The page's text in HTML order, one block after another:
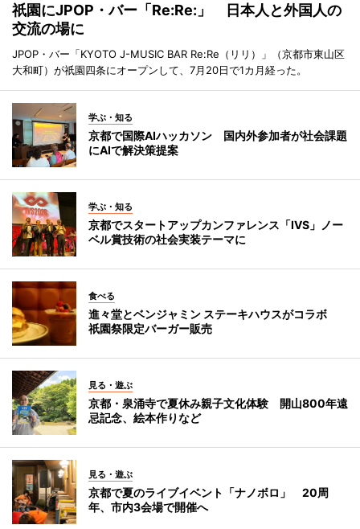
祇園にJPOP・バー「Re:Re:」 日本人と外国人の
交流の場に
JPOP・バー「KYOTO J-MUSIC BAR Re:Re（リリ）」（京都市東山区
大和町）が祇園四条にオープンして、7月20日で1カ月経った。
学ぶ・知る
京都で国際AIハッカソン 国内外参加者が社会課題
にAIで解決策提案
学ぶ・知る
京都でスタートアップカンファレンス「IVS」ノー
ベル賞技術の社会実装テーマに
食べる
進々堂とベンジャミン ステーキハウスがコラボ
祇園祭限定バーガー販売
見る・遊ぶ
京都・泉涌寺で夏休み親子文化体験 開山800年遠
忌記念、絵本作りなど
見る・遊ぶ
京都で夏のライブイベント「ナノボロ」 20周
年、市内3会場で開催へ